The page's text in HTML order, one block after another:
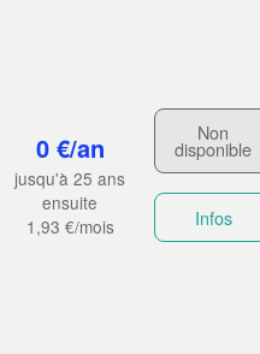
0 €/an
jusqu'à 25 ans
ensuite
1,93 €/mois
Non
disponible
Infos